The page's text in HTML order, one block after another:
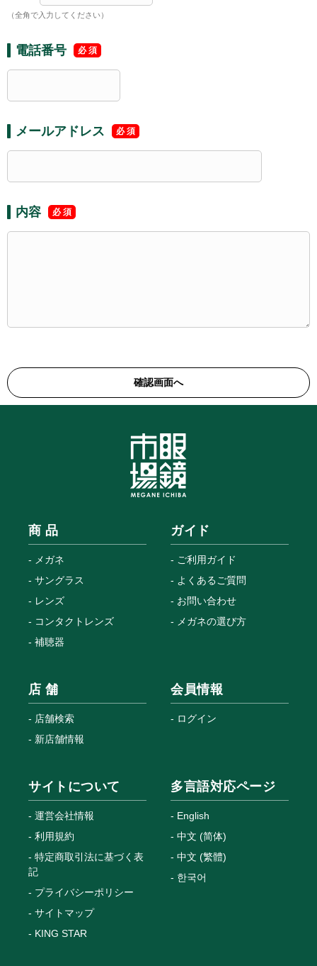
（全角で入力してください）
電話番号
メールアドレス
内容
商 品
メガネ
サングラス
レンズ
コンタクトレンズ
補聴器
ガイド
ご利用ガイド
よくあるご質問
お問い合わせ
メガネの選び方
店 舗
店舗検索
新店舗情報
会員情報
ログイン
サイトについて
運営会社情報
利用規約
特定商取引法に基づく表
記
プライバシーポリシー
サイトマップ
KING STAR
多言語対応ページ
English
中文 (简体)
中文 (繁體)
한국어